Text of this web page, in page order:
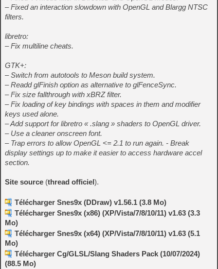
– Fixed an interaction slowdown with OpenGL and Blargg NTSC
filters.
libretro:
– Fix multiline cheats.
GTK+:
– Switch from autotools to Meson build system.
– Readd glFinish option as alternative to glFenceSync.
– Fix size fallthrough with xBRZ filter.
– Fix loading of key bindings with spaces in them and modifier
keys used alone.
– Add support for libretro « .slang » shaders to OpenGL driver.
– Use a cleaner onscreen font.
– Trap errors to allow OpenGL <= 2.1 to run again. - Break
display settings up to make it easier to access hardware accel
section.
Site source (thread officiel).
Télécharger Snes9x (DDraw) v1.56.1 (3.8 Mo)
Télécharger Snes9x (x86) (XP/Vista/7/8/10/11) v1.63 (3.3
Mo)
Télécharger Snes9x (x64) (XP/Vista/7/8/10/11) v1.63 (5.1
Mo)
Télécharger Cg/GLSL/Slang Shaders Pack (10/07/2024)
(88.5 Mo)